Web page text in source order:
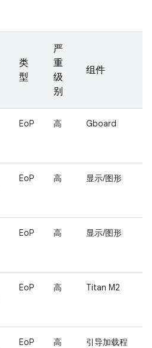
类
型
严
重
级
别
组件
EoP 高 Gboard
EoP 高 显示/图形
EoP 高 显示/图形
EoP 高 Titan M2
EoP 高
引导加载程